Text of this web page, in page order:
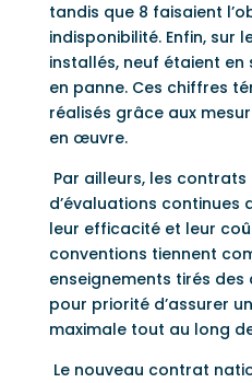
tandis que 8 faisaient
indisponibilité. Enfin, sur
installés, neuf étaient en
en panne. Ces chiffres
réalisés grâce aux
en œuvre.
Par ailleurs, les contrats
d’évaluations continues
leur efficacité et leur
conventions tiennent
enseignements tirés
pour priorité d’assurer
maximale tout au long
Le nouveau contrat